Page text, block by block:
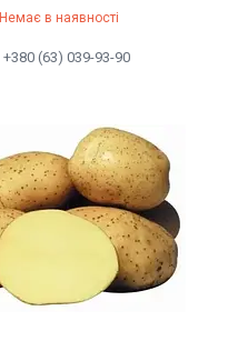
Немає в наявності
+380 (63) 039-93-90